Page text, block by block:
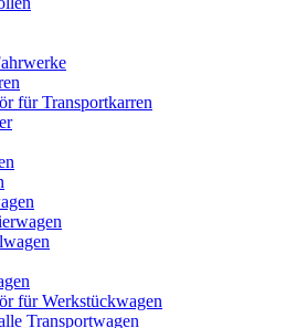
für Transportkarren
für Werkstückwagen
Transportwagen